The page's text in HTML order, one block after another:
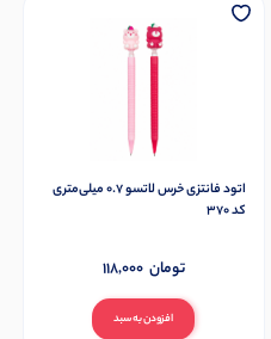
اتود فانتزی خرس لاتسو 0.7 میلی‌متری
کد 370
افزودن به سبد
118,000 تومان